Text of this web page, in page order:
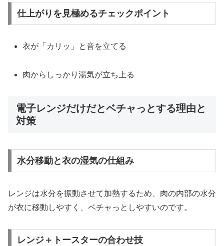
仕上がりを見極めるチェックポイント
衣が「カリッ」と音を立てる
肉からしっかり湯気が立ち上る
電子レンジだけだとベチャっとする理由と
対策
水分移動と衣の湿気の仕組み
レンジは水分を振動させて加熱するため、肉の内部の水分
が衣に移動しやすく、ベチャっとしやすいのです。
レンジ＋トースターの合わせ技